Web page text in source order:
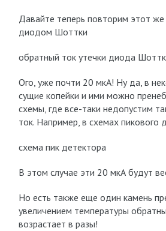
Давайте теперь повторим этот
диодом Шоттки
обратный ток утечки диода
Ого, уже почти 20 мкА! Ну да, в
сущие копейки и ими можно
схемы, где все-таки недопустим
ток. Например, в схемах пикового
схема пик детектора
В этом случае эти 20 мкА будут
Но есть также еще один камень
увеличением температуры
возрастает в разы!